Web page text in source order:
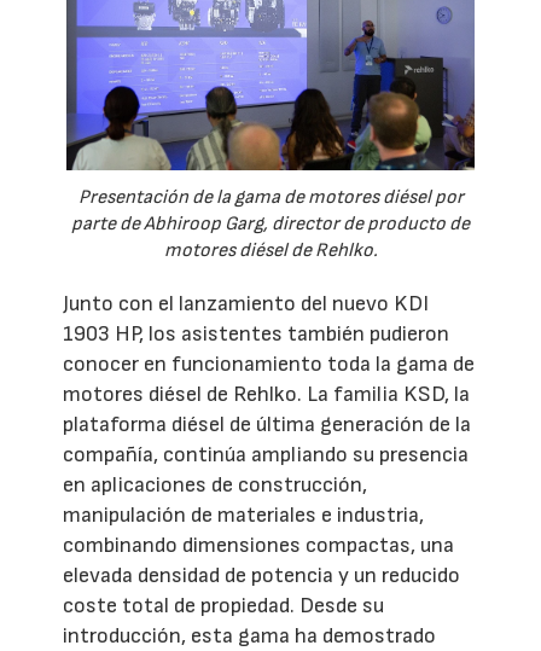
Presentación de la gama de motores diésel por
parte de Abhiroop Garg, director de producto de
motores diésel de Rehlko.
Junto con el lanzamiento del nuevo KDI
1903 HP, los asistentes también pudieron
conocer en funcionamiento toda la gama de
motores diésel de Rehlko. La familia KSD, la
plataforma diésel de última generación de la
compañía, continúa ampliando su presencia
en aplicaciones de construcción,
manipulación de materiales e industria,
combinando dimensiones compactas, una
elevada densidad de potencia y un reducido
coste total de propiedad. Desde su
introducción, esta gama ha demostrado